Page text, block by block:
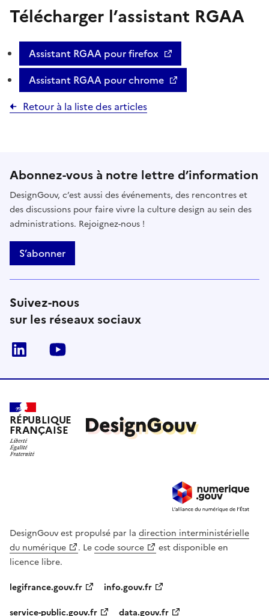
Télécharger l’assistant RGAA
Assistant RGAA pour firefox
Assistant RGAA pour chrome
Retour à la liste des articles
Abonnez-vous à notre lettre d’information
DesignGouv, c’est aussi des événements, des rencontres et
des discussions pour faire vivre la culture design au sein des
administrations. Rejoignez-nous !
S’abonner
Suivez-nous
sur les réseaux sociaux
linkedin
RÉPUBLIQUE
FRANÇAISE
DesignGouv est propulsé par la direction interministérielle
du numérique
. Lecode source
est disponible en
licence libre.
legifrance.gouv.fr
info.gouv.fr
service-public.gouv.fr
data.gouv.fr